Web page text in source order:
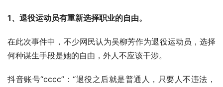
1、退役运动员有重新选择职业的自由。
在此次事件中，不少网民认为吴柳芳作为退役运动员，选择
何种谋生手段是她的自由，外人不应该干涉。
抖音账号“cccc”：“退役之后就是普通人，只要人不违法，